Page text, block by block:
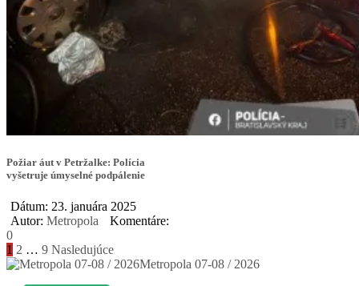
Požiar áut v Petržalke: Polícia
vyšetruje úmyselné podpálenie
Dátum: 23. januára 2025
Autor: Metropola
Komentáre:
0
Stránkovanie
príspevkov
1 2 … 9 Nasledujúce
Metropola 07-08 / 2026